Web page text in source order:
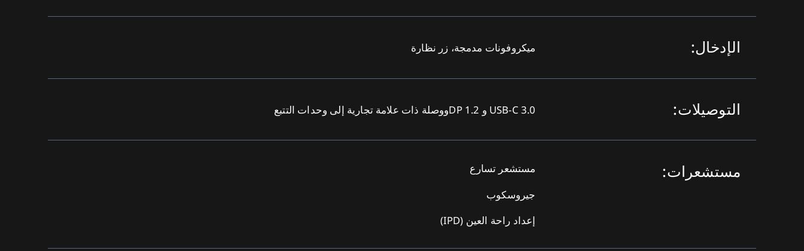
الإدخال: ميكروفونات مدمجة، زر نظارة
التوصيلات: USB-C 3.0 و DP 1.2ووصلة ذات علامة تجارية إلى وحدات التتبع
مستشعرات:
مستشعر تسارع
جيروسكوب
إعداد راحة العين (IPD)